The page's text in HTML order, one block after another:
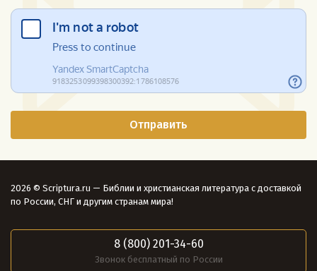
2026 © Scriptura.ru — Библии и христианская литература с доставкой
по России, СНГ и другим странам мира!
8 (800) 201-34-60
Звонок бесплатный по России